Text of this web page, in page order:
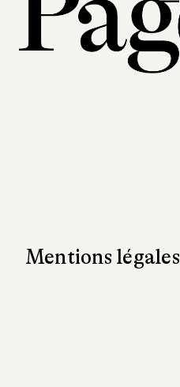
Mentions légales